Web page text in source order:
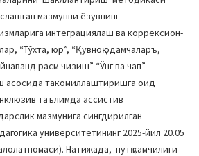
мазмунни ёзувнинг
интеграциялаш ва коррексион-
“Тўхта, юр”, “Қувноқ одамчаларъ,
расм чизиш” “Ўнг ва чап”
асосида такомиллаштиришга оид
таълимда ассистив
мазмунига сингдирилган
университетининг 2025-йил 20.05
Натижада, нутқ камчилиги